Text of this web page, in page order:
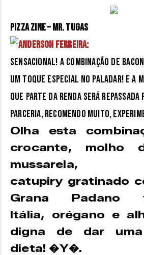
Pizza Zine – Mr. Tugas
Anderson Ferreira:
Sensacional! A combinação de
um toque especial no paladar! E a
que parte da renda será repassada
parceria, recomendo muito,
Olha esta
crocante, molho
mussarela,
catupiry gratinado
Grana Padano
Itália, orégano e
digna de dar
dieta! �Y�.